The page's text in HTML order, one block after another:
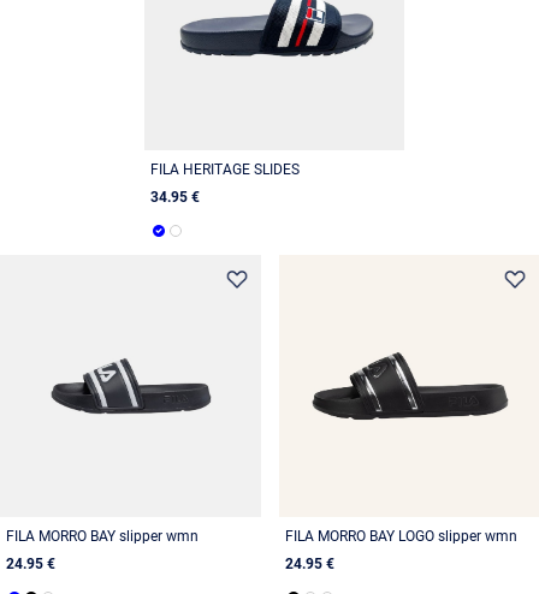
FILA HERITAGE SLIDES
34.95 €
FILA MORRO BAY slipper wmn
24.95 €
FILA MORRO BAY LOGO slipper wmn
24.95 €